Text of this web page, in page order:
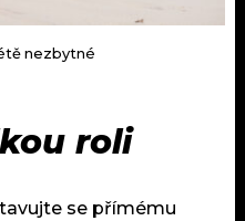
nezbytné
roli
se přímému